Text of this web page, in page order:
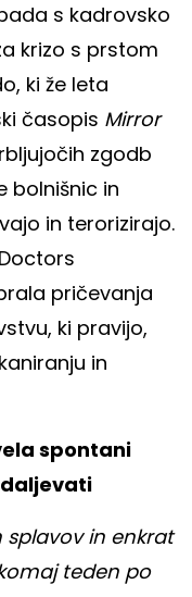
s kadrovsko
krizo s prstom
ki že leta
časopis Mirror
zgodb
bolnišnic in
in terorizirajo.
pričevanja
ki pravijo,
in
spontani
splavov in enkrat
teden po